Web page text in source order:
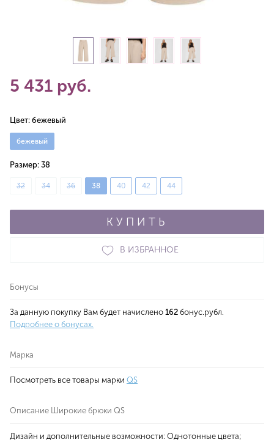
5 431 руб.
Цвет: бежевый
бежевый
Размер: 38
32 34 36 38 40 42 44
КУПИТЬ
В ИЗБРАННОЕ
Бонусы
За данную покупку Вам будет начислено 162 бонус.рубл.
Подробнее о бонусах.
Марка
Посмотреть все товары марки QS
Описание Широкие брюки QS
Дизайн и дополнительные возможности: Однотонные цвета;